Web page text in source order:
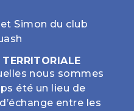
Simon du club
nous sommes
été un lieu de
entre les